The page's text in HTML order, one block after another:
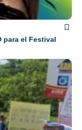
para el Festival